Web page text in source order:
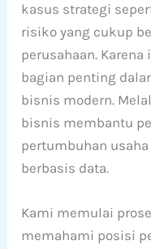
kasus strategi
risiko yang cukup
perusahaan.
bagian penting
bisnis modern.
bisnis membantu
pertumbuhan
berbasis data.
Kami memulai
memahami posisi